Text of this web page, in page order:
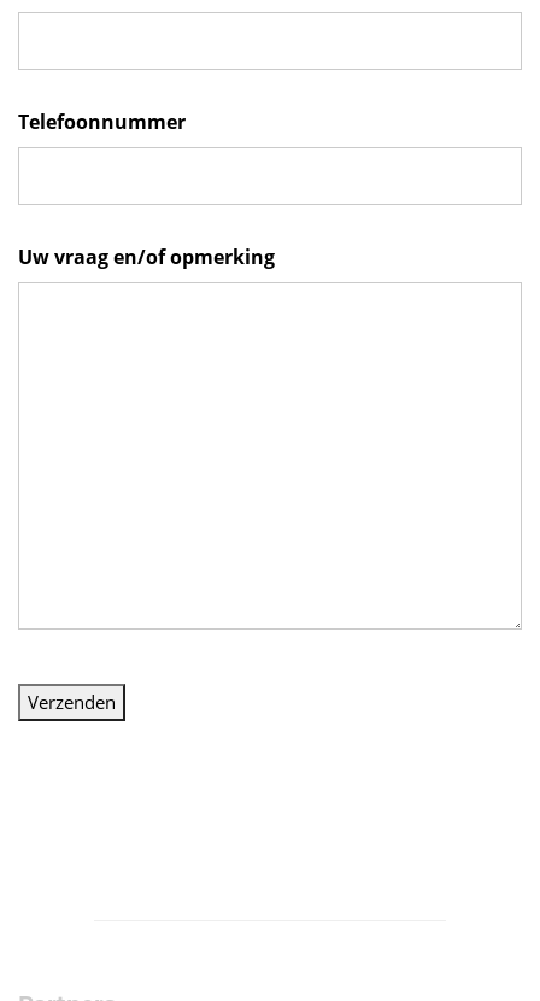
Telefoonnummer
Uw vraag en/of opmerking
Verzenden